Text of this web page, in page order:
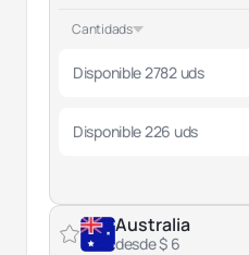
Cantidads
Disponible 2782 uds
Disponible 226 uds
Australia
desde $ 6